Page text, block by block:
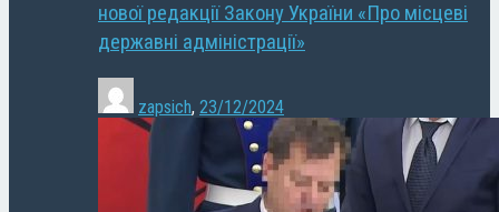
нової редакції Закону України «Про місцеві
державні адміністрації»
zapsich, 23/12/2024